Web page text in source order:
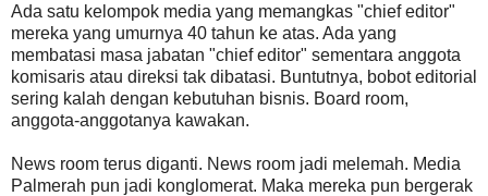
Ada satu kelompok media yang memangkas "chief editor"
mereka yang umurnya 40 tahun ke atas. Ada yang
membatasi masa jabatan "chief editor" sementara anggota
komisaris atau direksi tak dibatasi. Buntutnya, bobot editorial
sering kalah dengan kebutuhan bisnis. Board room,
anggota-anggotanya kawakan.
News room terus diganti. News room jadi melemah. Media
Palmerah pun jadi konglomerat. Maka mereka pun bergerak